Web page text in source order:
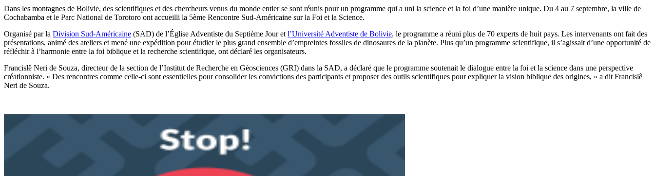
Dans les montagnes de Bolivie, des scientifiques et des chercheurs venus du monde entier se sont réunis pour un programme qui a uni la science et la foi d’une manière unique. Du 4 au 7 septembre, la ville de
Cochabamba et le Parc National de Torotoro ont accueilli la 5ème Rencontre Sud-Américaine sur la Foi et la Science.
Organisé par la Division Sud-Américaine (SAD) de l’Église Adventiste du Septième Jour et l’Université Adventiste de Bolivie, le programme a réuni plus de 70 experts de huit pays. Les intervenants ont fait des
présentations, animé des ateliers et mené une expédition pour étudier le plus grand ensemble d’empreintes fossiles de dinosaures de la planète. Plus qu’un programme scientifique, il s’agissait d’une opportunité de
réfléchir à l’harmonie entre la foi biblique et la recherche scientifique, ont déclaré les organisateurs.
Francislê Neri de Souza, directeur de la section de l’Institut de Recherche en Géosciences (GRI) dans la SAD, a déclaré que le programme soutenait le dialogue entre la foi et la science dans une perspective
créationniste. « Des rencontres comme celle-ci sont essentielles pour consolider les convictions des participants et proposer des outils scientifiques pour expliquer la vision biblique des origines, » a dit Francislê
Neri de Souza.